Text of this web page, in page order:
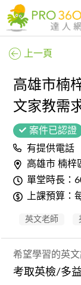
上一頁
高雄市楠
文家教需
案件已認證
有提供電話
高雄市 楠梓
單堂時長：
上課預算：
英文老師
希望學習的英文
考取英檢/多